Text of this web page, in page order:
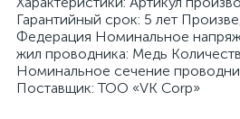
Гарантийный срок: 5 лет
Федерация Номинальное
жил проводника: Медь
Номинальное сечение
Поставщик: ТОО «VK Corp»